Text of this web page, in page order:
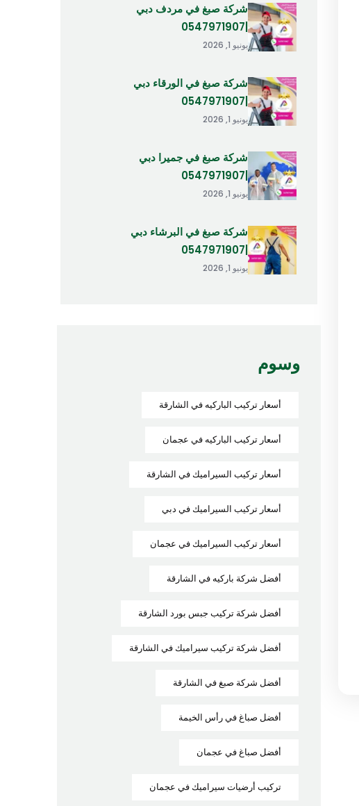
شركة صبغ في مردف دبي
يونيو 1, 2026
شركة صبغ في الورقاء دبي
يونيو 1, 2026
شركة صبغ في جميرا دبي
يونيو 1, 2026
شركة صبغ في البرشاء دبي
يونيو 1, 2026
وسوم
أسعار تركيب الباركيه في الشارقة
أسعار تركيب الباركيه في عجمان
أسعار تركيب السيراميك في الشارقة
أسعار تركيب السيراميك في دبي
أسعار تركيب السيراميك في عجمان
أفضل شركة باركيه في الشارقة
أفضل شركة تركيب جبس بورد الشارقة
أفضل شركة تركيب سيراميك في الشارقة
أفضل شركة صبغ في الشارقة
أفضل صباغ في رأس الخيمة
أفضل صباغ في عجمان
تركيب أرضيات سيراميك في عجمان